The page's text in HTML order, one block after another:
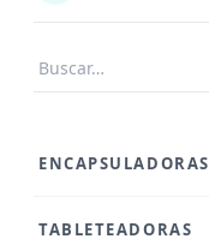
ENCAPSULADORAS
TABLETEADORAS